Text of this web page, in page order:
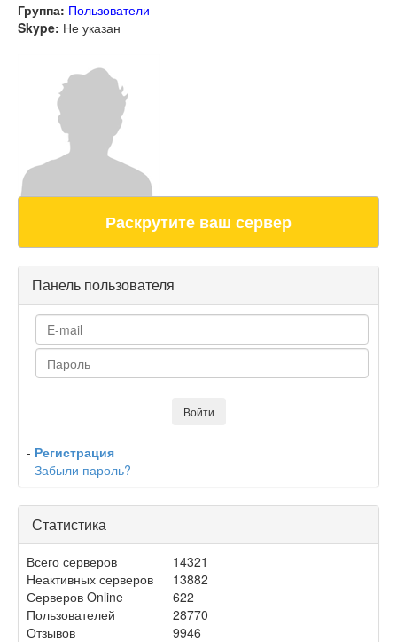
Группа: Пользователи
Skype: Не указан
Раскрутите ваш сервер
Панель пользователя
- Регистрация
- Забыли пароль?
Статистика
Всего серверов
14321
Неактивных серверов
13882
Серверов Online
622
Пользователей
28770
Отзывов
9946